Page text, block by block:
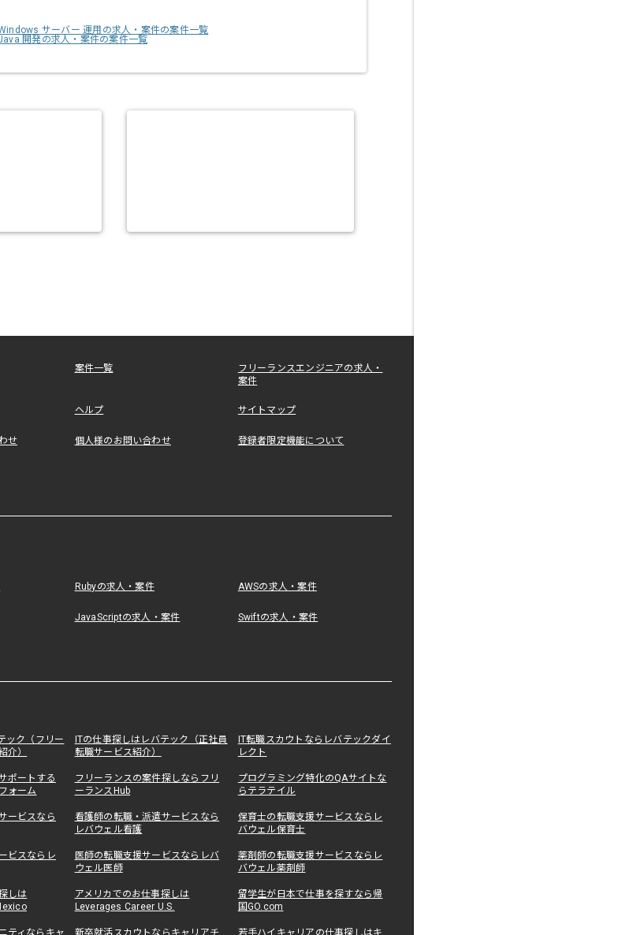
サーバー 運用の求人・案件の案件一覧
開発の求人・案件の案件一覧
案件一覧
フリーランスエンジニアの求人・
案件
ヘルプ サイトマップ
せ 個人様のお問い合わせ 登録者限定機能について
Rubyの求人・案件 AWSの求人・案件
JavaScriptの求人・案件 Swiftの求人・案件
ック（フリー
介）
ITの仕事探しはレバテック（正社員
転職サービス紹介）
IT転職スカウトならレバテックダイ
レクト
ポートする
ォーム
フリーランスの案件探しならフリ
ーランスHub
プログラミング特化のQAサイトな
らテラテイル
ービスなら
看護師の転職・派遣サービスなら
レバウェル看護
保育士の転職支援サービスならレ
バウェル保育士
ビスならレ
医師の転職支援サービスならレバ
ウェル医師
薬剤師の転職支援サービスならレ
バウェル薬剤師
しは
アメリカでのお仕事探しは
Leverages Career U.S.
留学生が日本で仕事を探すなら帰
国GO.com
ティならキャ 新卒就活スカウトならキャリアチ 若手ハイキャリアの仕事探しはキ